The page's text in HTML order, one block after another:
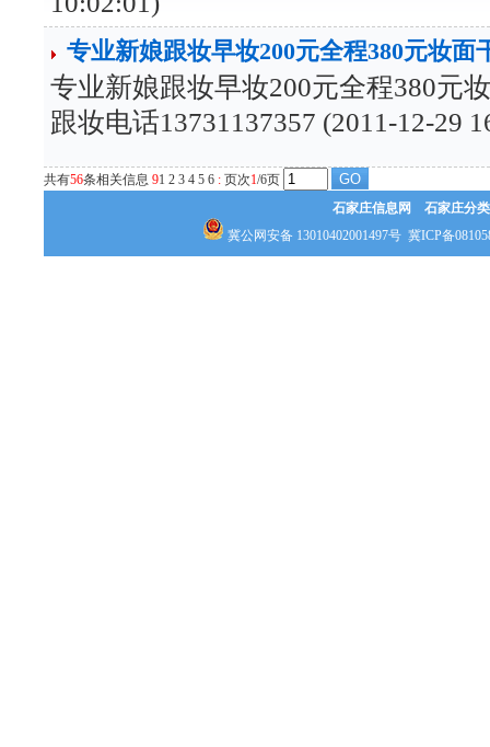
专业新娘跟妆早妆200元全程380元妆面
专业新娘跟妆早妆200元全程380元
跟妆电话13731137357 (2011-12-29
共有56条相关信息 91 2 3 4 5 6 : 页次1/6页
石家庄信息网
石家庄分
冀公网安备 13010402001497号 冀ICP备